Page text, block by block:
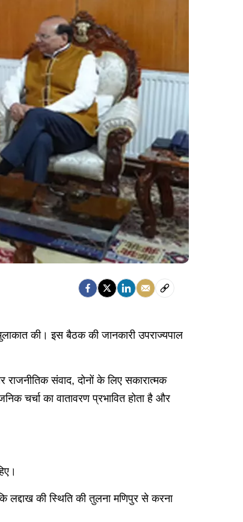
की। इस बैठक की जानकारी उपराज्यपाल
संवाद, दोनों के लिए सकारात्मक
चर्चा का वातावरण प्रभावित होता है और
लद्दाख की स्थिति की तुलना मणिपुर से करना